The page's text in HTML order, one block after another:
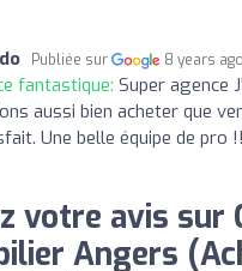
Publiée sur 8 years ago
fantastique: Super agence
aussi bien acheter que
Une belle équipe de pro !!
votre avis sur
Angers